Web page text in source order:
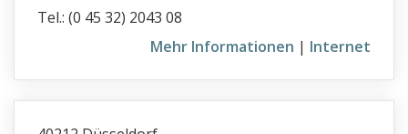
Energieeffizienzberatung
Erbschaftssteuer­bemessungsgrundlage
Erdbewegungsmaschinen
Tel.: (0 45 32) 2043 08
Mehr Informationen | Internet